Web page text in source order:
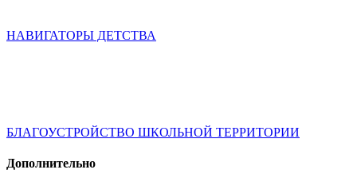
НАВИГАТОРЫ ДЕТСТВА
БЛАГОУСТРОЙСТВО ШКОЛЬНОЙ ТЕРРИТОРИИ
Дополнительно